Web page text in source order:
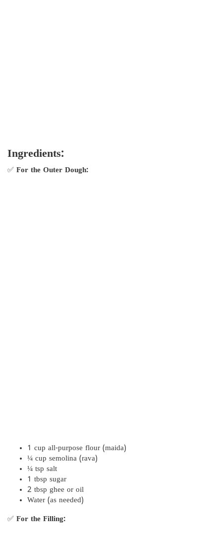
Ingredients:
✅ For the Outer Dough:
1 cup all-purpose flour (maida)
¼ cup semolina (rava)
¼ tsp salt
1 tbsp sugar
2 tbsp ghee or oil
Water (as needed)
✅ For the Filling: